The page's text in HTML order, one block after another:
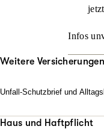
Infos
Weitere
Unfall-Schutzbrief und
Ihr Alltag nach einem
Haus und Haftpflicht